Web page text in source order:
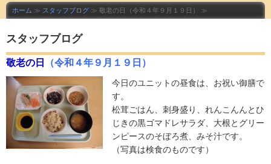
ホーム ≫ スタッフブログ ≫ 敬老の日（令和４年９月１９日） ≫
スタッフブログ
敬老の日 （令和４年９月１９日）
今日のユニットの昼食は、お祝い御膳で
す。
松茸ごはん、刺身盛り、れんこんんとひ
じきの黒ゴマドレサラダ、大根とグリー
ンピースのそぼろ煮、みそ汁です。
（写真は検食のものです）